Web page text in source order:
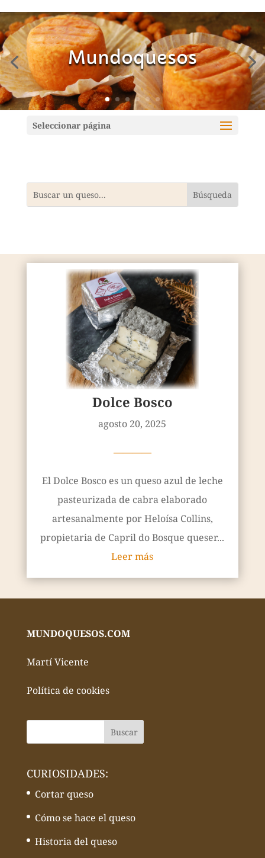
Mundoquesos
Seleccionar página
Dolce Bosco
agosto 20, 2025
————
El Dolce Bosco es un queso azul de leche
pasteurizada de cabra elaborado
artesanalmente por Heloísa Collins,
propietaria de Capril do Bosque queser...
Leer más
MUNDOQUESOS.COM
Martí Vicente
Política de cookies
CURIOSIDADES:
Cortar queso
Cómo se hace el queso
Historia del queso